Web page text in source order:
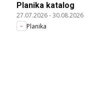
Planika katalog
27.07.2026-30.08.2026
Planika